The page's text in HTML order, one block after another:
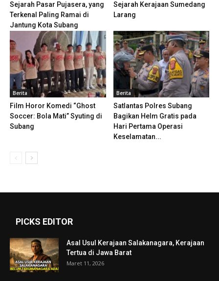
Sejarah Pasar Pujasera, yang
Terkenal Paling Ramai di
Jantung Kota Subang
Sejarah Kerajaan Sumedang
Larang
Berita
Film Horor Komedi “Ghost
Soccer: Bola Mati” Syuting di
Subang
Berita
Satlantas Polres Subang
Bagikan Helm Gratis pada
Hari Pertama Operasi
Keselamatan...
PICKS EDITOR
Asal Usul Kerajaan Salakanagara, Kerajaan
Tertua di Jawa Barat
Maret 11, 2026